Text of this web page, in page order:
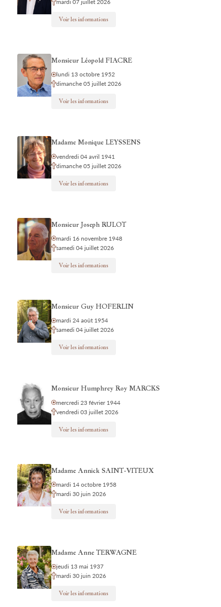
mardi 07 juillet 2026
Voir les informations
Monsieur Léopold FIACRE
lundi 13 octobre 1952
dimanche 05 juillet 2026
Voir les informations
Madame Monique LEYSSENS
vendredi 04 avril 1941
dimanche 05 juillet 2026
Voir les informations
Monsieur Joseph RULOT
mardi 16 novembre 1948
samedi 04 juillet 2026
Voir les informations
Monsieur Guy HOFERLIN
mardi 24 août 1954
samedi 04 juillet 2026
Voir les informations
Monsieur Humphrey Roy MARCKS
mercredi 23 février 1944
vendredi 03 juillet 2026
Voir les informations
Madame Annick SAINT-VITEUX
mardi 14 octobre 1958
mardi 30 juin 2026
Voir les informations
Madame Anne TERWAGNE
jeudi 13 mai 1937
mardi 30 juin 2026
Voir les informations